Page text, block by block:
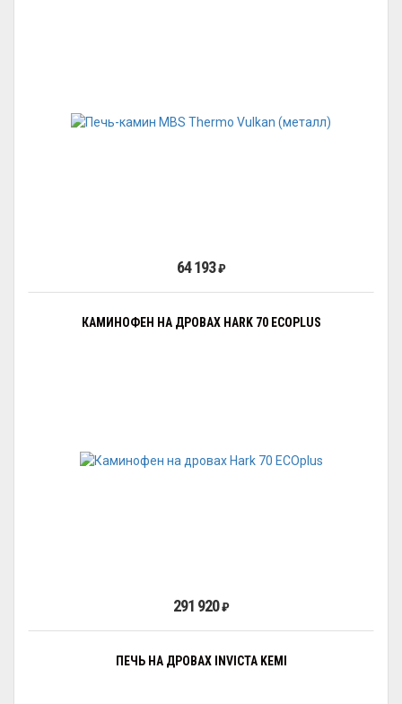
64 193₽
КАМИНОФЕН НА ДРОВАХ HARK 70 ECOPLUS
291 920₽
ПЕЧЬ НА ДРОВАХ INVICTA KEMI